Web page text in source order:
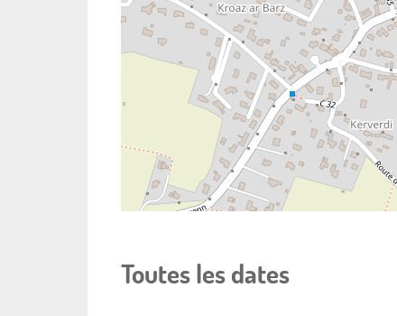
Toutes les dates